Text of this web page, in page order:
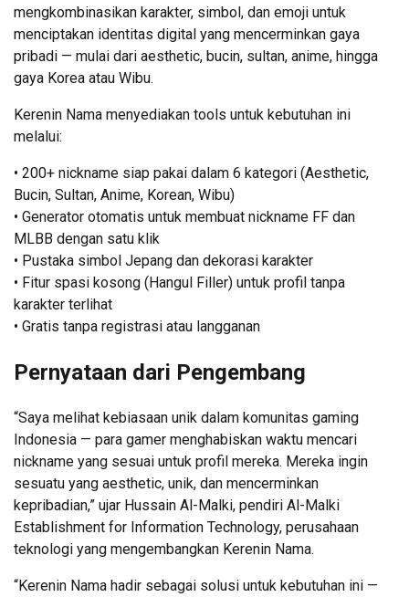
mengkombinasikan karakter, simbol, dan emoji untuk
menciptakan identitas digital yang mencerminkan gaya
pribadi — mulai dari aesthetic, bucin, sultan, anime, hingga
gaya Korea atau Wibu.
Kerenin Nama menyediakan tools untuk kebutuhan ini
melalui:
• 200+ nickname siap pakai dalam 6 kategori (Aesthetic,
Bucin, Sultan, Anime, Korean, Wibu)
• Generator otomatis untuk membuat nickname FF dan
MLBB dengan satu klik
• Pustaka simbol Jepang dan dekorasi karakter
• Fitur spasi kosong (Hangul Filler) untuk profil tanpa
karakter terlihat
• Gratis tanpa registrasi atau langganan
Pernyataan dari Pengembang
“Saya melihat kebiasaan unik dalam komunitas gaming
Indonesia — para gamer menghabiskan waktu mencari
nickname yang sesuai untuk profil mereka. Mereka ingin
sesuatu yang aesthetic, unik, dan mencerminkan
kepribadian,” ujar Hussain Al-Malki, pendiri Al-Malki
Establishment for Information Technology, perusahaan
teknologi yang mengembangkan Kerenin Nama.
“Kerenin Nama hadir sebagai solusi untuk kebutuhan ini —